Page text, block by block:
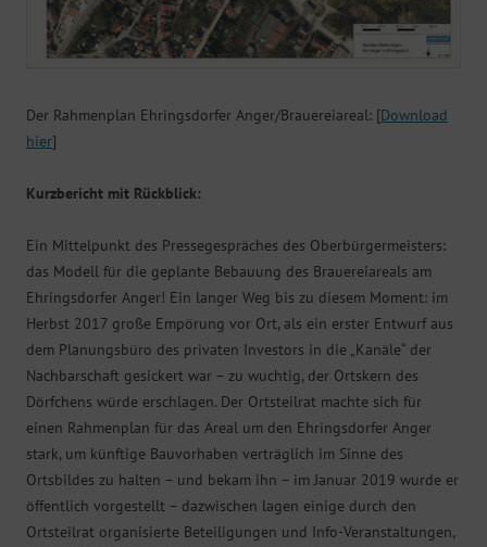
Der Rahmenplan Ehringsdorfer Anger/Brauereiareal: [Download
hier]
Kurzbericht mit Rückblick:
Ein Mittelpunkt des Pressegespräches des Oberbürgermeisters:
das Modell für die geplante Bebauung des Brauereiareals am
Ehringsdorfer Anger! Ein langer Weg bis zu diesem Moment: im
Herbst 2017 große Empörung vor Ort, als ein erster Entwurf aus
dem Planungsbüro des privaten Investors in die „Kanäle“ der
Nachbarschaft gesickert war – zu wuchtig, der Ortskern des
Dörfchens würde erschlagen. Der Ortsteilrat machte sich für
einen Rahmenplan für das Areal um den Ehringsdorfer Anger
stark, um künftige Bauvorhaben verträglich im Sinne des
Ortsbildes zu halten – und bekam ihn – im Januar 2019 wurde er
öffentlich vorgestellt – dazwischen lagen einige durch den
Ortsteilrat organisierte Beteiligungen und Info-Veranstaltungen,